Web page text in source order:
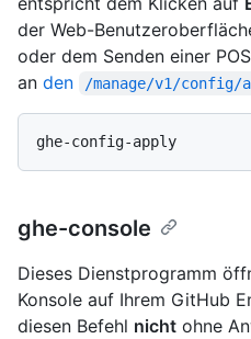
der Web-
oder dem Senden einer
an den /manage/v1/config/
ghe-console
Dieses Dienstprogramm
Konsole auf Ihrem GitHub
diesen Befehl nicht ohne